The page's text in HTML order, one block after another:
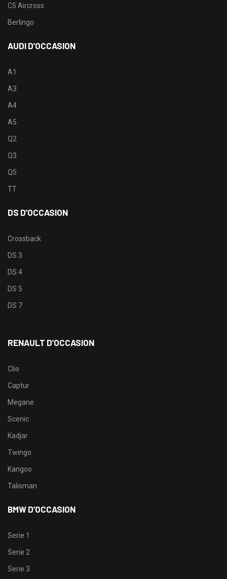
C5 Aircross
Berlingo
AUDI D’OCCASION
A1
A3
A4
A5
Q2
Q3
Q5
TT
DS D’OCCASION
Crossback
DS 3
DS 4
DS 5
DS 7
RENAULT D’OCCASION
Clio
Captur
Megane
Scenic
Kadjar
Twingo
Kangoo
Talisman
BMW D’OCCASION
Serie 1
Serie 2
Serie 3